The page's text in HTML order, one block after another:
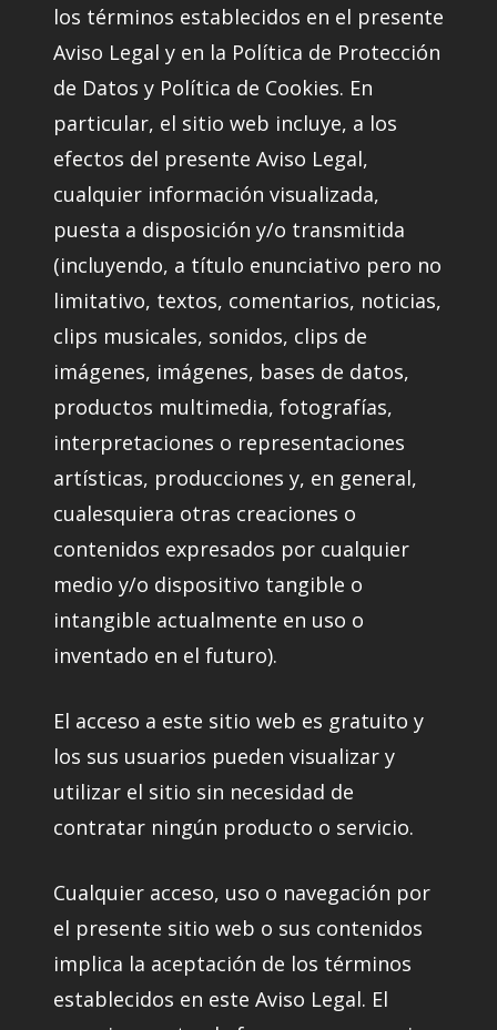
los términos establecidos en el presente
Aviso Legal y en la Política de Protección
de Datos y Política de Cookies. En
particular, el sitio web incluye, a los
efectos del presente Aviso Legal,
cualquier información visualizada,
puesta a disposición y/o transmitida
(incluyendo, a título enunciativo pero no
limitativo, textos, comentarios, noticias,
clips musicales, sonidos, clips de
imágenes, imágenes, bases de datos,
productos multimedia, fotografías,
interpretaciones o representaciones
artísticas, producciones y, en general,
cualesquiera otras creaciones o
contenidos expresados por cualquier
medio y/o dispositivo tangible o
intangible actualmente en uso o
inventado en el futuro).
El acceso a este sitio web es gratuito y
los sus usuarios pueden visualizar y
utilizar el sitio sin necesidad de
contratar ningún producto o servicio.
Cualquier acceso, uso o navegación por
el presente sitio web o sus contenidos
implica la aceptación de los términos
establecidos en este Aviso Legal. El